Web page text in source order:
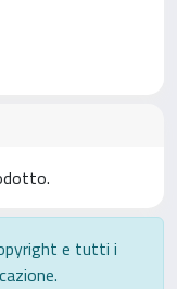
e tutti i